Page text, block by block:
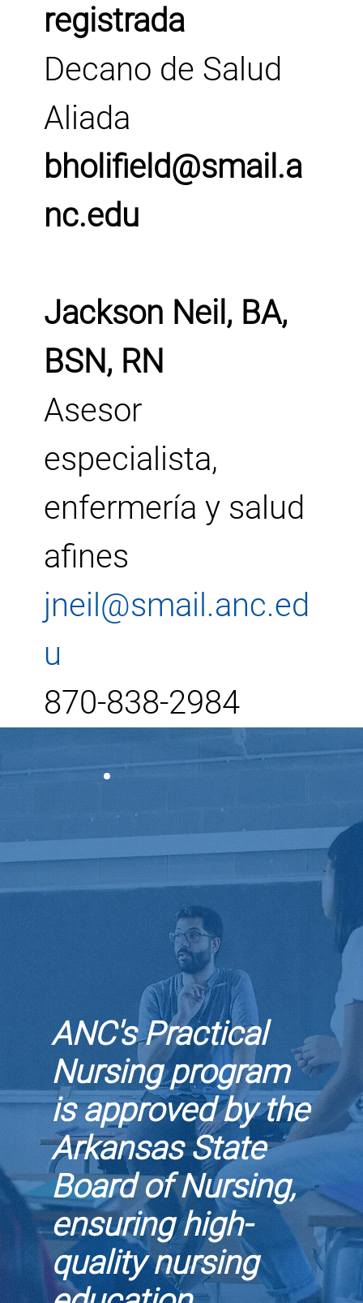
registrada
Decano de Salud
Aliada
bholifield@smail.a
nc.edu
Jackson Neil, BA,
BSN, RN
Asesor
especialista,
enfermería y salud
afines
jneil@smail.anc.ed
u
870-838-2984
ANC's Practical
Nursing program
is approved by the
Arkansas State
Board of Nursing,
ensuring high-
quality nursing